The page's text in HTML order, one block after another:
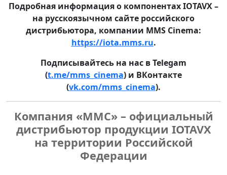
Подробная информация о компонентах IOTAVX –
на русскоязычном сайте российского
дистрибьютора, компании MMS Cinema:
https://iota.mms.ru.
Подписывайтесь на нас в Telegam
(t.me/mms_cinema) и ВКонтакте
(vk.com/mms_cinema).
Компания «ММС» – официальный
дистрибьютор продукции IOTAVX
на территории Российской
Федерации